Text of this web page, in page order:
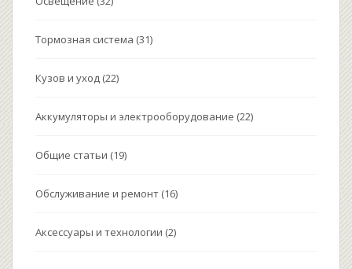
Тормозная система (31)
Кузов и уход (22)
Аккумуляторы и электрооборудование (22)
Общие статьи (19)
Обслуживание и ремонт (16)
Аксессуары и технологии (2)